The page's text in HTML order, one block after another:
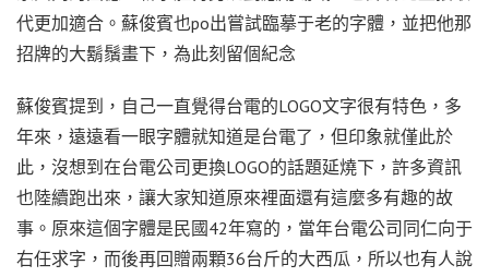
代更加適合。蘇俊賓也po出嘗試臨摹于老的字體，並把他那
招牌的大鬍鬚畫下，為此刻留個紀念
蘇俊賓提到，自己一直覺得台電的LOGO文字很有特色，多
年來，遠遠看一眼字體就知道是台電了，但印象就僅此於
此，沒想到在台電公司更換LOGO的話題延燒下，許多資訊
也陸續跑出來，讓大家知道原來裡面還有這麼多有趣的故
事。原來這個字體是民國42年寫的，當年台電公司同仁向于
右任求字，而後再回贈兩顆36台斤的大西瓜，所以也有人說